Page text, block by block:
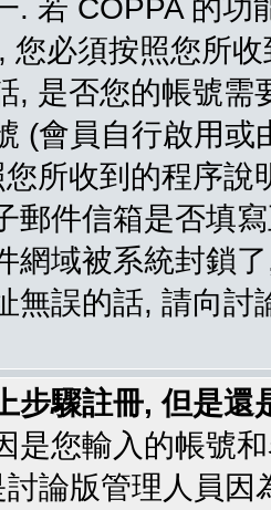
. 若 COPPA 的
您必須按照您所
, 是否您的帳號
(會員自行啟用
所收到的程序
郵件信箱是否填
網域被系統封鎖
無誤的話, 請向
步驟註冊, 但是還
是您輸入的帳號
論版管理人員